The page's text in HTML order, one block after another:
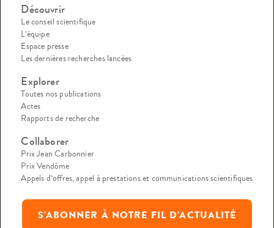
Découvrir
Le conseil scientifique
L’équipe
Espace presse
Les dernières recherches lancées
Explorer
Toutes nos publications
Actes
Rapports de recherche
Collaborer
Prix Jean Carbonnier
Prix Vendôme
Appels d’offres, appel à prestations et communications scientifiques
S'ABONNER À NOTRE FIL D'ACTUALITÉ